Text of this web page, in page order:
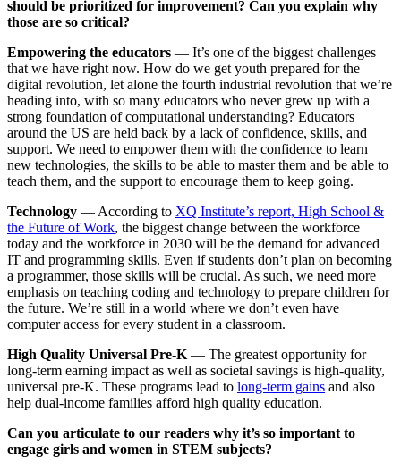
should be prioritized for improvement? Can you explain why
those are so critical?
Empowering the educators — It’s one of the biggest challenges
that we have right now. How do we get youth prepared for the
digital revolution, let alone the fourth industrial revolution that we’re
heading into, with so many educators who never grew up with a
strong foundation of computational understanding? Educators
around the US are held back by a lack of confidence, skills, and
support. We need to empower them with the confidence to learn
new technologies, the skills to be able to master them and be able to
teach them, and the support to encourage them to keep going.
Technology — According to XQ Institute’s report, High School &
the Future of Work, the biggest change between the workforce
today and the workforce in 2030 will be the demand for advanced
IT and programming skills. Even if students don’t plan on becoming
a programmer, those skills will be crucial. As such, we need more
emphasis on teaching coding and technology to prepare children for
the future. We’re still in a world where we don’t even have
computer access for every student in a classroom.
High Quality Universal Pre-K — The greatest opportunity for
long-term earning impact as well as societal savings is high-quality,
universal pre-K. These programs lead to long-term gains and also
help dual-income families afford high quality education.
Can you articulate to our readers why it’s so important to
engage girls and women in STEM subjects?